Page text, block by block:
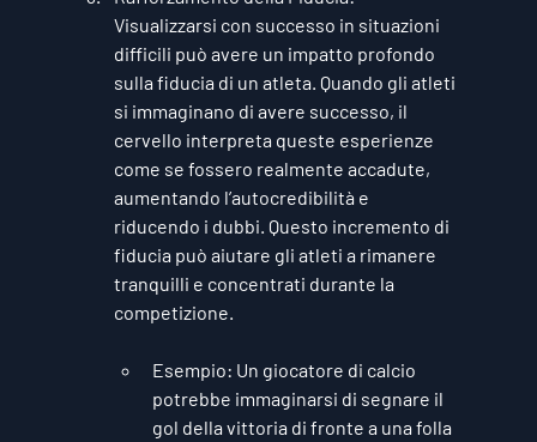
Visualizzarsi con successo in situazioni
difficili può avere un impatto profondo
sulla fiducia di un atleta. Quando gli atleti
si immaginano di avere successo, il
cervello interpreta queste esperienze
come se fossero realmente accadute,
aumentando l’autocredibilità e
riducendo i dubbi. Questo incremento di
fiducia può aiutare gli atleti a rimanere
tranquilli e concentrati durante la
competizione.
Esempio: Un giocatore di calcio
potrebbe immaginarsi di segnare il
gol della vittoria di fronte a una folla